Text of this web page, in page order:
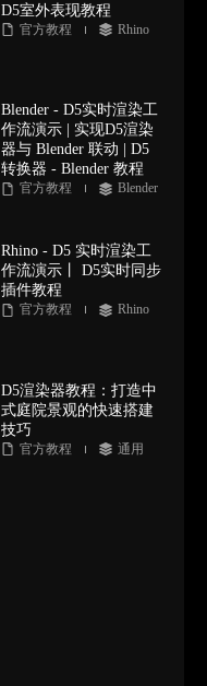
D5室外表现教程
官方教程 Rhino
Blender - D5实时渲染工
作流演示 | 实现D5渲染
器与 Blender 联动 | D5
转换器 - Blender 教程
官方教程 Blender
Rhino - D5 实时渲染工
作流演示丨 D5实时同步
插件教程
官方教程 Rhino
D5渲染器教程：打造中
式庭院景观的快速搭建
技巧
官方教程 通用